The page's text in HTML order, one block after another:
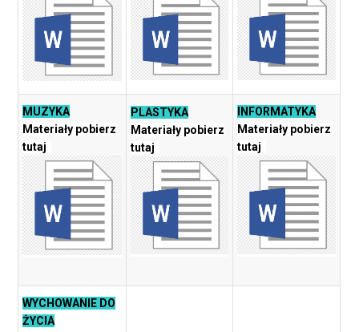
MUZYKA
Materiały pobierz
tutaj
PLASTYKA
Materiały pobierz
tutaj
INFORMATYKA
Materiały pobierz
tutaj
WYCHOWANIE DO
ŻYCIA